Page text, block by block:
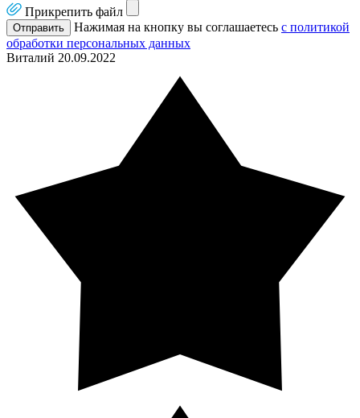
Прикрепить файл
Отправить Нажимая на кнопку вы соглашаетесь с политикой
обработки персональных данных
Виталий 20.09.2022